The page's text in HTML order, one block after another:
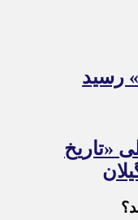
رسید
«تاریخ